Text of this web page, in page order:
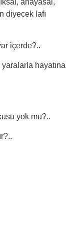
anayasal,
diyecek lafı
içerde?..
yaralarla hayatına
yok mu?..